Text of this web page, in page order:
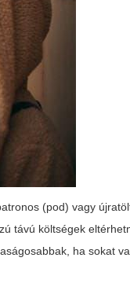
(pod) vagy
távú költségek
ha sokat